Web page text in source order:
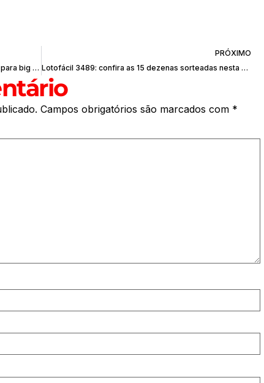
Lula cria incentivos para datacenters e regras para big techs
PRÓXIMO
Lotofácil 3489: confira as 15 dezenas sorteadas nesta quarta-feira (17)
Campos obrigatórios são marcados com *